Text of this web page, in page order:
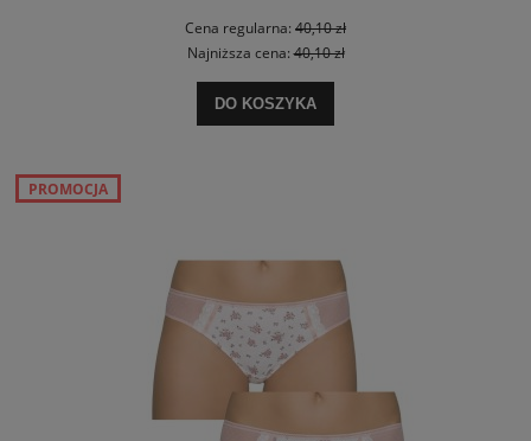
Cena regularna: 40,10 zł
Najniższa cena:40,10 zł
DO KOSZYKA
PROMOCJA